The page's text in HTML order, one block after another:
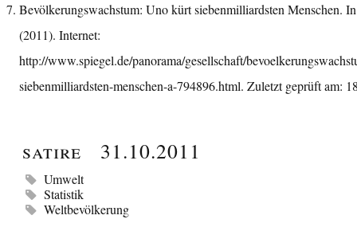
Bevölkerungswachstum: Uno kürt siebenmilliardsten Menschen.
(2011). Internet:
http://www.spiegel.de/panorama/gesellschaft/
siebenmilliardsten-menschen-a-794896.html. Zuletzt geprüft am:
Satire 31.10.2011
Umwelt
Statistik
Weltbevölkerung